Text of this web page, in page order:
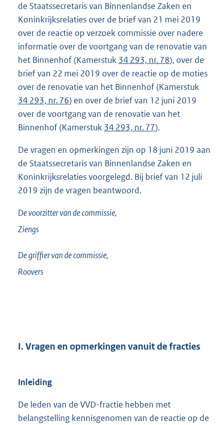
de Staatssecretaris van Binnenlandse Zaken en
Koninkrijksrelaties over de brief van 21 mei 2019
over de reactie op verzoek commissie over nadere
informatie over de voortgang van de renovatie van
het Binnenhof (Kamerstuk 34 293, nr. 78), over de
brief van 22 mei 2019 over de reactie op de moties
over de renovatie van het Binnenhof (Kamerstuk
34 293, nr. 76) en over de brief van 12 juni 2019
over de voortgang van de renovatie van het
Binnenhof (Kamerstuk 34 293, nr. 77).
De vragen en opmerkingen zijn op 18 juni 2019 aan
de Staatssecretaris van Binnenlandse Zaken en
Koninkrijksrelaties voorgelegd. Bij brief van 12 juli
2019 zijn de vragen beantwoord.
De voorzitter van de commissie,
Ziengs
De griffier van de commissie,
Roovers
I. Vragen en opmerkingen vanuit de fracties
Inleiding
De leden van de VVD-fractie hebben met
belangstelling kennisgenomen van de reactie op de